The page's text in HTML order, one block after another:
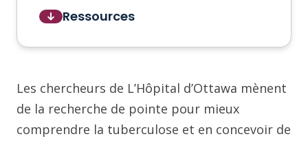
Ressources
Les chercheurs de L’Hôpital d’Ottawa mènent
de la recherche de pointe pour mieux
comprendre la tuberculose et en concevoir de